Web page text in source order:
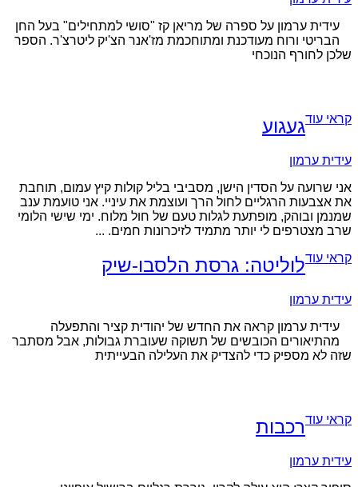
עידית ערמון על ספרה של מריאן קז "סושי למתחילים" בעל החן
הבריטי ורוח מעודכנת ומתוחכמת מז'אנר הצ'יק ליטרצ'ר. הספר
שלכן לחורף הנוכחי
קראי עודגעגוע
עידית ערמון
אני שרועה על הסדין הישן, מסביבי בליל קולות קיץ עמום, תוחבת
את אצבעות הרגליים לחול הרך ועוצמת את עיניי. אני טועמת ענב
שמנמן ובוהק, מופתעת לגלות טעם של חול מלוח. ימי שישי הלומי
שרב מצטרפים לי יותר מתמיד לזיכרונות חמים. ...
קראי עודלוליטה: גרסת הלסבו-שיק
עידית ערמון
עידית ערמון קראה את החדש של יהודית קציר והתפעלה
מהתיאורים הכובשים של תשוקה שעוברת גבולות, אבל מסתבר
שזה לא מספיק כדי להצדיק את העלילה הבעייתית
קראי עודרכבות
עידית ערמון